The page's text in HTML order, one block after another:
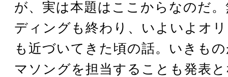
が、実は本題はここからなのだ
ディングも終わり、いよいよオ
も近づいてきた頃の話。いきも
マソングを担当することも発表